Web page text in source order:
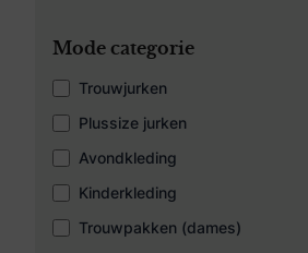
Mode categorie
Trouwjurken
Plussize jurken
Avondkleding
Kinderkleding
Trouwpakken (dames)